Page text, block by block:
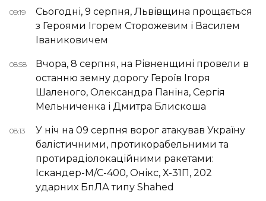
09:19
Сьогодні, 9 серпня, Львівщина прощається
з Героями Ігорем Сторожевим і Василем
Іваниковичем
08:58
Вчора, 8 серпня, на Рівненщині провели в
останню земну дорогу Героїв Ігоря
Шаленого, Олександра Паніна, Сергія
Мельниченка і Дмитра Блискоша
08:13
У ніч на 09 серпня ворог атакував Україну
балістичними, протикорабельними та
протирадіолокаційними ракетами:
Іскандер-М/С-400, Онікс, Х-31П, 202
ударних БпЛА типу Shahed